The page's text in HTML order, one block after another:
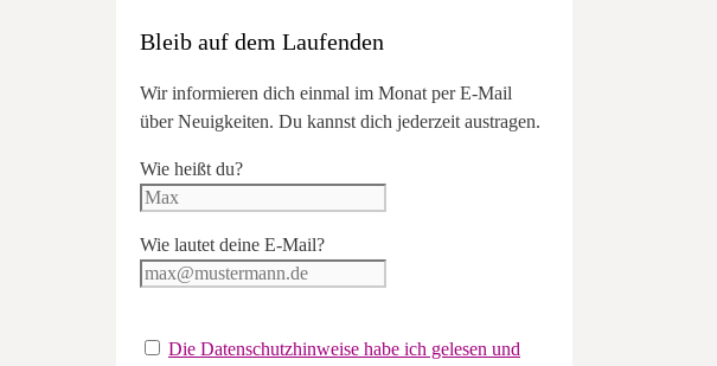
Bleib auf dem Laufenden
Wir informieren dich einmal im Monat per E-Mail
über Neuigkeiten. Du kannst dich jederzeit austragen.
Wie heißt du?
Wie lautet deine E-Mail?
Die Datenschutzhinweise habe ich gelesen und